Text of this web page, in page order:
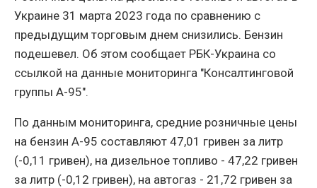
Украине 31 марта 2023 года по сравнению с
предыдущим торговым днем снизились. Бензин
подешевел. Об этом сообщает РБК-Украина со
ссылкой на данные мониторинга "Консалтинговой
группы А-95".
По данным мониторинга, средние розничные цены
на бензин А-95 составляют 47,01 гривен за литр
(-0,11 гривен), на дизельное топливо - 47,22 гривен
за литр (-0,12 гривен), на автогаз - 21,72 гривен за